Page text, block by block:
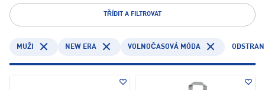
TŘÍDIT A FILTROVAT
MUŽI NEW ERA VOLNOČASOVÁ MÓDA